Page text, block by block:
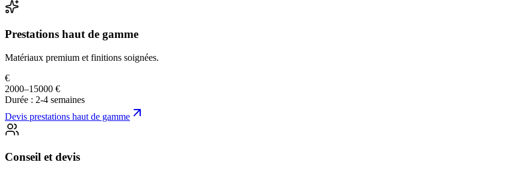
Prestations haut de gamme
Matériaux premium et finitions soignées.
€
2000–15000 €
Durée : 2-4 semaines
Devis prestations haut de gamme
Conseil et devis